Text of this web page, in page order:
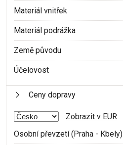
Materiál vnitřek
Materiál podrážka
Země původu
Účelovost
Ceny dopravy
Zobrazit v EUR
Osobní převzetí (Praha - Kbely)